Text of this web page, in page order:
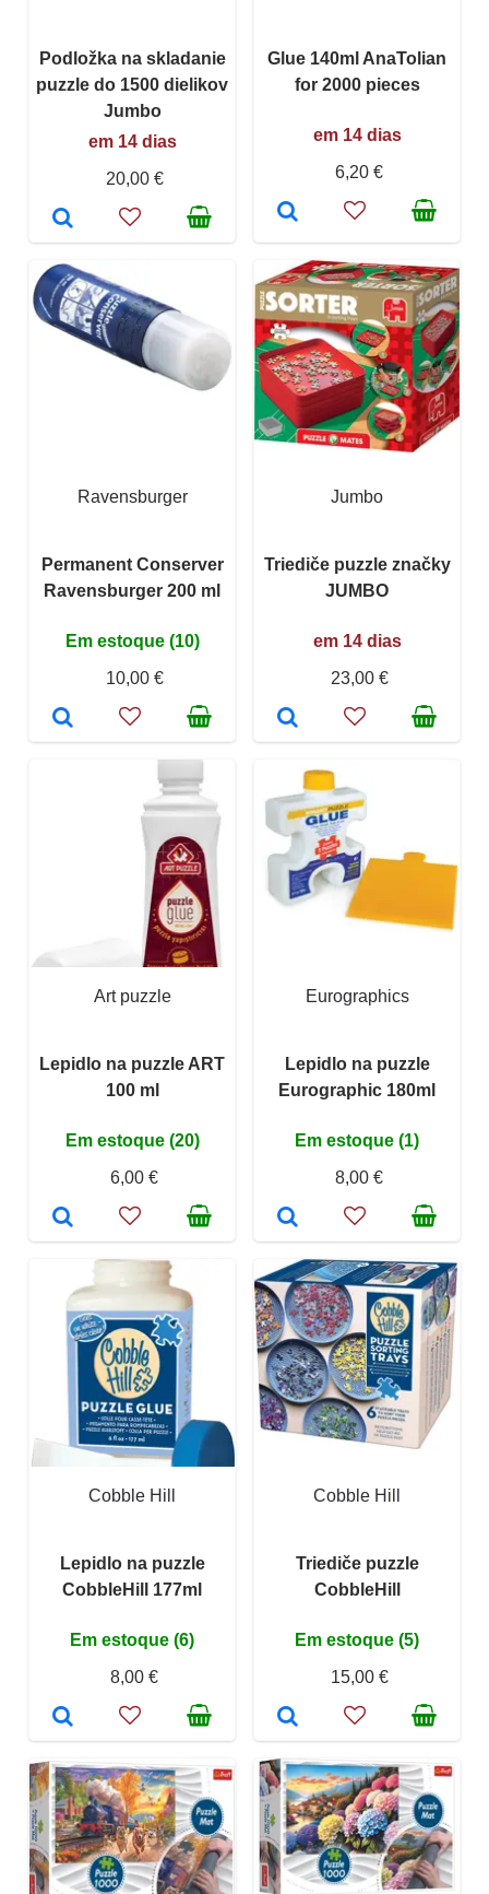
Podložka na skladanie
puzzle do 1500 dielikov
Jumbo
em 14 dias
20,00 €
Glue 140ml AnaTolian
for 2000 pieces
em 14 dias
6,20 €
Ravensburger
Permanent Conserver
Ravensburger 200 ml
Em estoque (10)
10,00 €
Jumbo
Triediče puzzle značky
JUMBO
em 14 dias
23,00 €
Art puzzle
Lepidlo na puzzle ART
100 ml
Em estoque (20)
6,00 €
Eurographics
Lepidlo na puzzle
Eurographic 180ml
Em estoque (1)
8,00 €
Cobble Hill
Lepidlo na puzzle
CobbleHill 177ml
Em estoque (6)
8,00 €
Cobble Hill
Triediče puzzle
CobbleHill
Em estoque (5)
15,00 €